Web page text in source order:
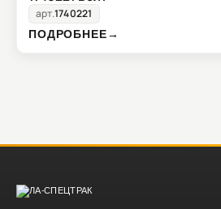
арт.1740221
ПОДРОБНЕЕ→